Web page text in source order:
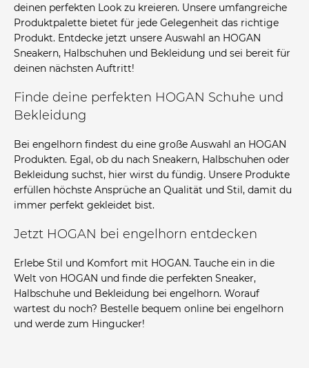
deinen perfekten Look zu kreieren. Unsere umfangreiche
Produktpalette bietet für jede Gelegenheit das richtige
Produkt. Entdecke jetzt unsere Auswahl an HOGAN
Sneakern, Halbschuhen und Bekleidung und sei bereit für
deinen nächsten Auftritt!
Finde deine perfekten HOGAN Schuhe und
Bekleidung
Bei engelhorn findest du eine große Auswahl an HOGAN
Produkten. Egal, ob du nach Sneakern, Halbschuhen oder
Bekleidung suchst, hier wirst du fündig. Unsere Produkte
erfüllen höchste Ansprüche an Qualität und Stil, damit du
immer perfekt gekleidet bist.
Jetzt HOGAN bei engelhorn entdecken
Erlebe Stil und Komfort mit HOGAN. Tauche ein in die
Welt von HOGAN und finde die perfekten Sneaker,
Halbschuhe und Bekleidung bei engelhorn. Worauf
wartest du noch? Bestelle bequem online bei engelhorn
und werde zum Hingucker!